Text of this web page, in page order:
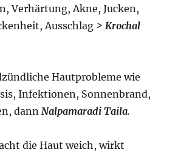
Verhärtung, Akne, Jucken,
Ausschlag > Krochal
Hautprobleme wie
Infektionen, Sonnenbrand,
dann Nalpamaradi Taila.
die Haut weich, wirkt